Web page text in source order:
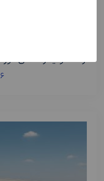
کارخانه تولید رنگ‌های